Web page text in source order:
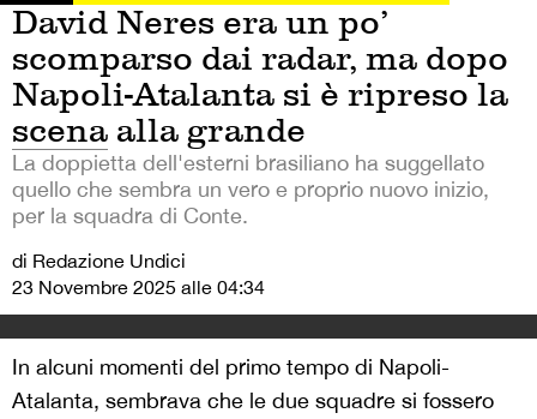
David Neres era un po’
scomparso dai radar, ma dopo
Napoli-Atalanta si è ripreso la
scena alla grande
La doppietta dell'esterni brasiliano ha suggellato
quello che sembra un vero e proprio nuovo inizio,
per la squadra di Conte.
di Redazione Undici
23 Novembre 2025 alle 04:34
In alcuni momenti del primo tempo di Napoli-
Atalanta, sembrava che le due squadre si fossero